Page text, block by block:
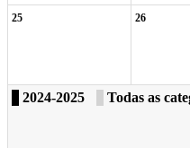
25 26
2024-2025 Todas as